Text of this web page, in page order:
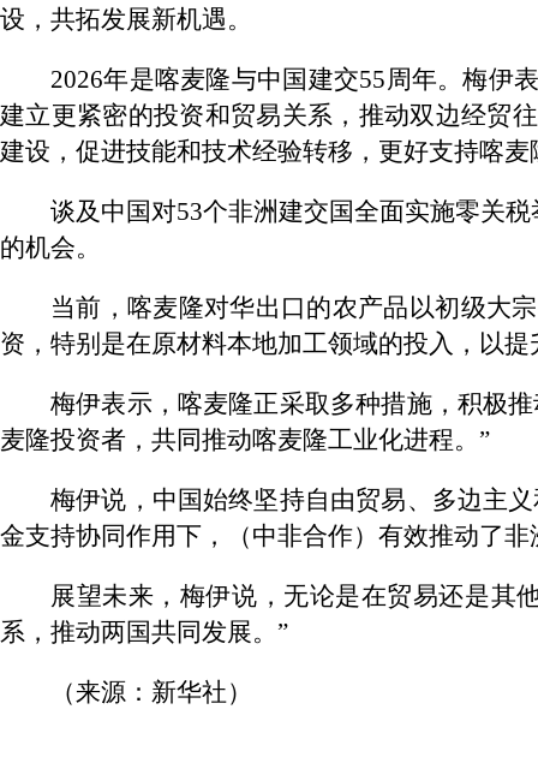
设，共拓发展新机遇。
2026年是喀麦隆与中国建交55周年。梅伊
建立更紧密的投资和贸易关系，推动双边经贸
建设，促进技能和技术经验转移，更好支持喀
谈及中国对53个非洲建交国全面实施零关
的机会。
当前，喀麦隆对华出口的农产品以初级大
资，特别是在原材料本地加工领域的投入，以
梅伊表示，喀麦隆正采取多种措施，积极
麦隆投资者，共同推动喀麦隆工业化进程。”
梅伊说，中国始终坚持自由贸易、多边主
金支持协同作用下，（中非合作）有效推动了非
展望未来，梅伊说，无论是在贸易还是其
系，推动两国共同发展。”
（来源：新华社）